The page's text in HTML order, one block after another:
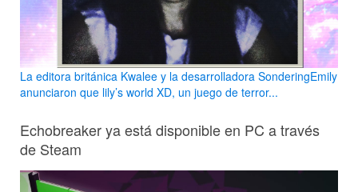
La editora británica Kwalee y la desarrolladora SonderingEmily
anunciaron que lily’s world XD, un juego de terror...
Echobreaker ya está disponible en PC a través
de Steam